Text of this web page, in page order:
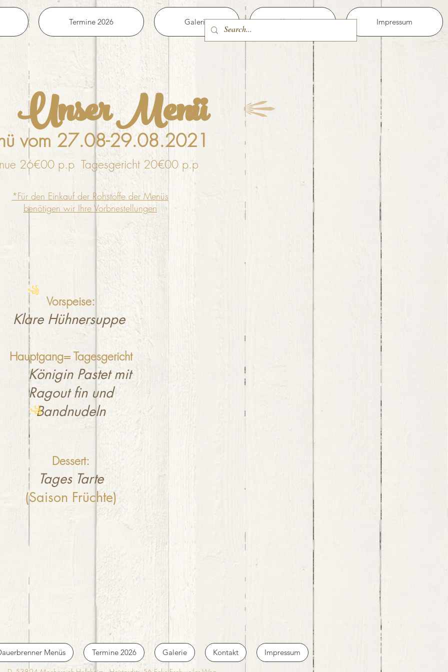
Termine 2026 Galerie Kontakt Impressum
Unser Menü
vom 27.08-29.08.2021
26€00 p.p Tagesgericht 20€00 p.p
*Für den Einkauf der Rohstoffe der Menüs
benötigen wir Ihre Vorbnestellungen
Vorspeise:
Klare Hühnersuppe
Hauptgang= Tagesgericht
Königin Pastet mit
Ragout fin und
Bandnudeln
Dessert:
Tages Tarte
(Saison Früchte)
꧁
꧁
Menüs Termine 2026 Galerie Kontakt Impressum